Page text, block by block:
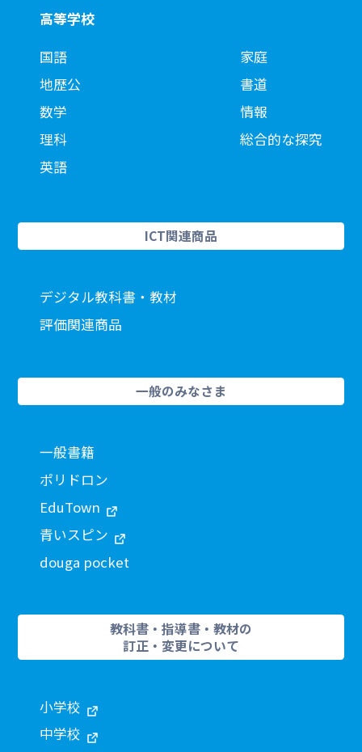
高等学校
国語
地歴公
数学
理科
英語
家庭
書道
情報
総合的な探究
ICT関連商品
デジタル教科書・教材
評価関連商品
一般のみなさま
一般書籍
ポリドロン
EduTown
青いスピン
douga pocket
教科書・指導書・教材の
訂正・変更について
小学校
中学校